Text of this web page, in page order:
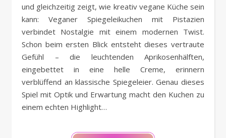
und gleichzeitig zeigt, wie kreativ vegane Küche sein
kann: Veganer Spiegeleikuchen mit Pistazien
verbindet Nostalgie mit einem modernen Twist.
Schon beim ersten Blick entsteht dieses vertraute
Gefühl – die leuchtenden Aprikosenhälften,
eingebettet in eine helle Creme, erinnern
verblüffend an klassische Spiegeleier. Genau dieses
Spiel mit Optik und Erwartung macht den Kuchen zu
einem echten Highlight…